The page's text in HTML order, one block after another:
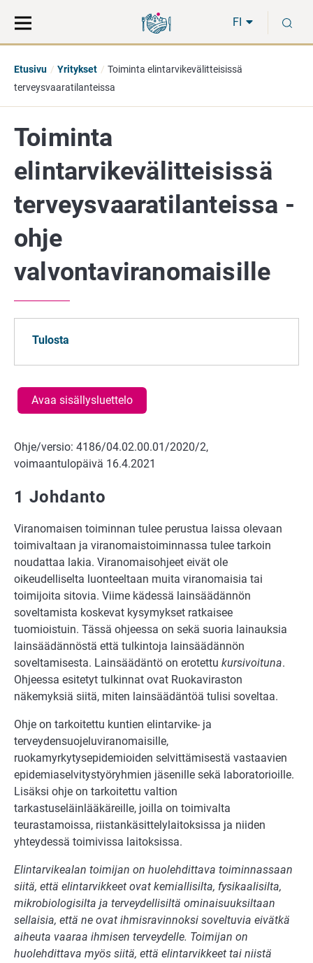
suoraan
sisältöön
koko
sivuston
FI
Etusivu Yritykset
Toiminta elintarvikevälitteisissä
terveysvaaratilanteissa
Toiminta
elintarvikevälitteisissä
terveysvaaratilanteissa -
ohje
valvontaviranomaisille
Tulosta
Avaa sisällysluettelo
Ohje/versio: 4186/04.02.00.01/2020/2,
voimaantulopäivä 16.4.2021
1 Johdanto
Viranomaisen toiminnan tulee perustua laissa olevaan
toimivaltaan ja viranomaistoiminnassa tulee tarkoin
noudattaa lakia. Viranomaisohjeet eivät ole
oikeudelliselta luonteeltaan muita viranomaisia tai
toimijoita sitovia. Viime kädessä lainsäädännön
soveltamista koskevat kysymykset ratkaisee
tuomioistuin. Tässä ohjeessa on sekä suoria lainauksia
lainsäädännöstä että tulkintoja lainsäädännön
soveltamisesta. Lainsäädäntö on erotettu kursivoituna.
Ohjeessa esitetyt tulkinnat ovat Ruokaviraston
näkemyksiä siitä, miten lainsäädäntöä tulisi soveltaa.
Ohje on tarkoitettu kuntien elintarvike- ja
terveydensuojeluviranomaisille,
ruokamyrkytysepidemioiden selvittämisestä vastaavien
epidemiaselvitystyöryhmien jäsenille sekä laboratorioille.
Lisäksi ohje on tarkoitettu valtion
tarkastuseläinlääkäreille, joilla on toimivalta
teurastamoissa, riistankäsittelylaitoksissa ja niiden
yhteydessä toimivissa laitoksissa.
Elintarvikealan toimijan on huolehdittava toiminnassaan
siitä, että elintarvikkeet ovat kemiallisilta, fysikaalisilta,
mikrobiologisilta ja terveydellisiltä ominaisuuksiltaan
sellaisia, että ne ovat ihmisravinnoksi soveltuvia eivätkä
aiheuta vaaraa ihmisen terveydelle. Toimijan on
huolehdittava myös siitä, että elintarvikkeet tai niistä